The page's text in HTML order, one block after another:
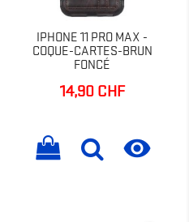
IPHONE 11 PRO MAX -
COQUE-CARTES-BRUN
FONCÉ
Prix
14,90 CHF
